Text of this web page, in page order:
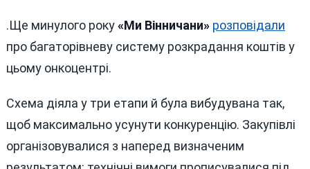
.Ще минулого року«Ми Вінничани» розповідали
про багаторівневу систему розкрадання коштів у
цьому онкоцентрі.
Схема діяла у три етапи й була вибудувана так,
щоб максимально усунути конкуренцію. Закупівлі
організовувалися з наперед визначеним